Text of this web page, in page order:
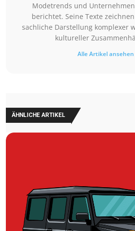
Modetrends und
berichtet. Seine Texte
sachliche Darstellung komplexer
kultureller
Alle Artikel
ÄHNLICHE ARTIKEL